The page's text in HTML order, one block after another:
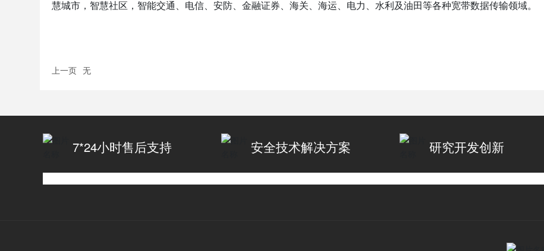
慧城市，智慧社区，智能交通、电信、安防、金融证券、海关、海运、电力、水利及油田等各种宽带数据传输领域。
上一页 无
7*24小时售后支持 安全技术解决方案 研究开发创新